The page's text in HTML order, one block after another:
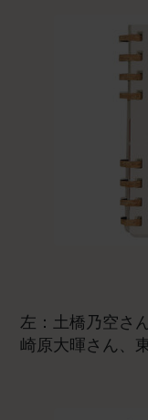
左：土橋乃空さ
崎原大暉さん、